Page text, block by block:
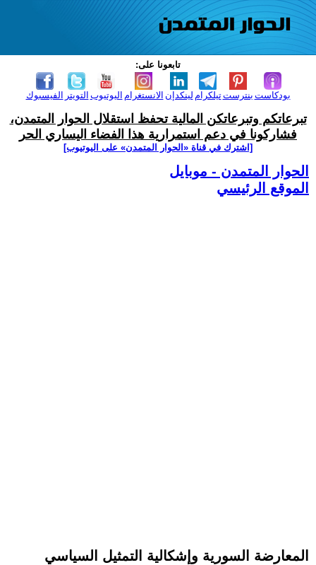
تابعونا على:
الفيسبوك التويتر اليوتيوب الانستغرام لينكدإن تيلكرامبنترست بودكاست
تبرعاتكم وتبرعاتكن المالية تحفظ استقلال الحوار المتمدن،
فشاركونا في دعم استمرارية هذا الفضاء اليساري الحر
[اشترك في قناة ‫«الحوار المتمدن» على اليوتيوب]
الحوار المتمدن - موبايل
الموقع الرئيسي
المعارضة السورية وإشكالية التمثيل السياسي